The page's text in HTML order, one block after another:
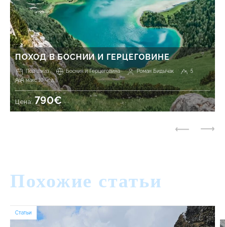
ПОХОД В БОСНИИ И ГЕРЦЕГОВИНЕ
Под заказ Босния и Герцеговина Роман Бидычак
5
макс 10 чел.
Цена:790€
Похожие статьи
Статьи